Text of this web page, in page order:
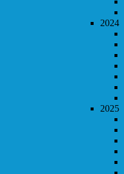
2024
2025